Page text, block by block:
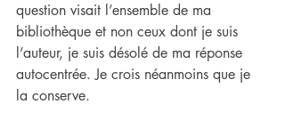
question visait l’ensemble de ma
bibliothèque et non ceux dont je suis
l’auteur, je suis désolé de ma réponse
autocentrée. Je crois néanmoins que je
la conserve.